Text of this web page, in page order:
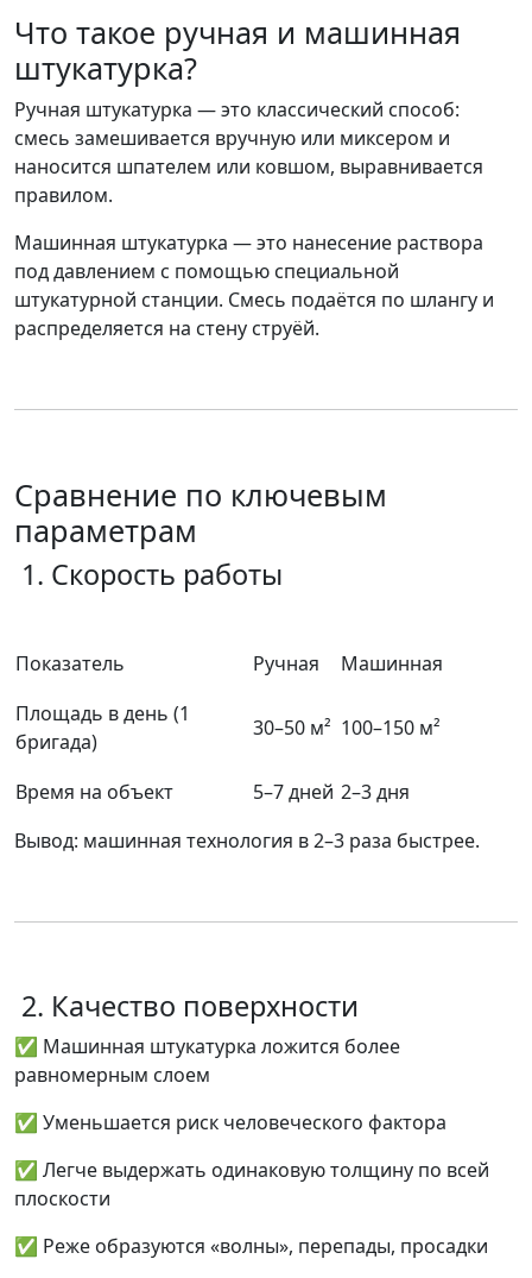
Что такое ручная и машинная
штукатурка?
Ручная штукатурка — это классический способ:
смесь замешивается вручную или миксером и
наносится шпателем или ковшом, выравнивается
правилом.
Машинная штукатурка — это нанесение раствора
под давлением с помощью специальной
штукатурной станции. Смесь подаётся по шлангу и
распределяется на стену струёй.
Сравнение по ключевым
параметрам
1. Скорость работы
Показатель Ручная
Машинная
Площадь в день (1
бригада)
30–50 м² 100–150 м²
Время на объект 5–7 дней 2–3 дня
Вывод: машинная технология в 2–3 раза быстрее.
2. Качество поверхности
✅ Машинная штукатурка ложится более
равномерным слоем
✅ Уменьшается риск человеческого фактора
✅ Легче выдержать одинаковую толщину по всей
плоскости
✅ Реже образуются «волны», перепады, просадки